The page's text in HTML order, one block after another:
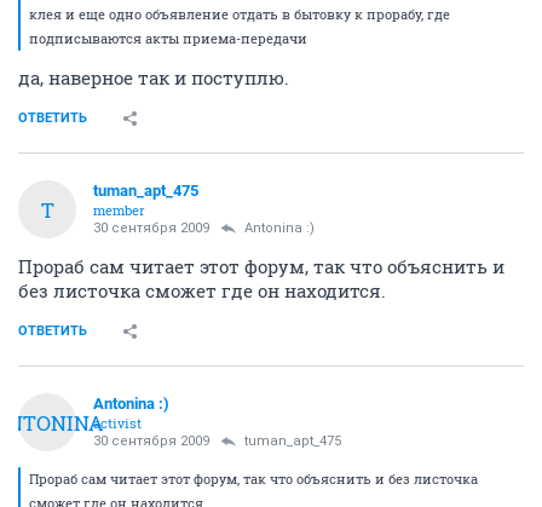
клея и еще одно объявление отдать в бытовку к прорабу, где
подписываются акты приема-передачи
да, наверное так и поступлю.
ОТВЕТИТЬ
T
tuman_apt_475
member
30 сентября 2009 Antonina :)
Прораб сам читает этот форум, так что объяснить и
без листочка сможет где он находится.
ОТВЕТИТЬ
Antonina :)
activist
30 сентября 2009 tuman_apt_475
Прораб сам читает этот форум, так что объяснить и без листочка
сможет где он находится.